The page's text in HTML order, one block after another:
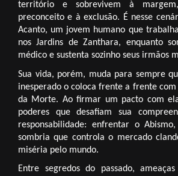
território e sobrevivem à
preconceito e à exclusão. É nesse
Acanto, um jovem humano que
nos Jardins de Zanthara, enquanto
médico e sustenta sozinho seus irmãos
Sua vida, porém, muda para sempre
inesperado o coloca frente a frente
da Morte. Ao firmar um pacto com
poderes que desafiam sua
responsabilidade: enfrentar o
sombria que controla o mercado
miséria pelo mundo.
Entre segredos do passado,